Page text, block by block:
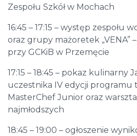
Zespołu Szkół w Mochach
16:45 – 17:15 – występ zespołu
oraz grupy mażoretek „VENA”
przy GCKiB w Przemęcie
17:15 – 18:45 – pokaz kulinarny
uczestnika IV edycji programu
MasterChef Junior oraz
najmłodszych
18:45 – 19:00 – ogłoszenie